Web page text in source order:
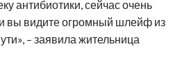
антибиотики, сейчас очень
вы видите огромный шлейф из
– заявила жительница